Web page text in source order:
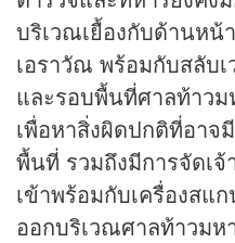
บริเวณเยื้องกับด้านหน้
เอราวัณ พร้อมกับสลับ
และรอบพื้นที่ศาลท้าวม
เพื่อหาสิ่งผิดปกติที่อาจ
พื้นที่ รวมถึงมีการจัดเ
เข้าพร้อมกับเครื่องสแ
ออกบริเวณศาลท้าวม